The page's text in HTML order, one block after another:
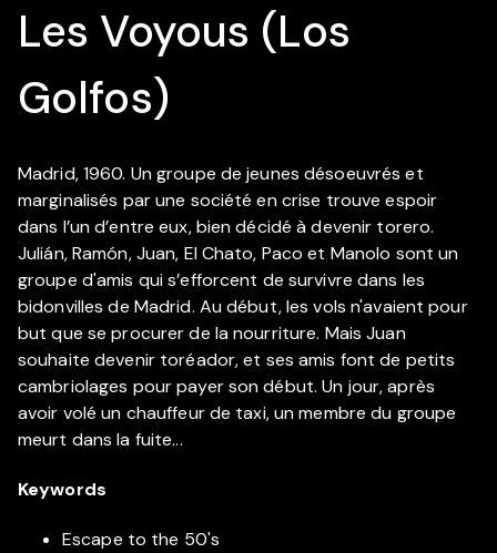
Les Voyous (Los
Golfos)
Madrid, 1960. Un groupe de jeunes désoeuvrés et
marginalisés par une société en crise trouve espoir
dans l’un d’entre eux, bien décidé à devenir torero.
Julián, Ramón, Juan, El Chato, Paco et Manolo sont un
groupe d'amis qui s’efforcent de survivre dans les
bidonvilles de Madrid. Au début, les vols n'avaient pour
but que se procurer de la nourriture. Mais Juan
souhaite devenir toréador, et ses amis font de petits
cambriolages pour payer son début. Un jour, après
avoir volé un chauffeur de taxi, un membre du groupe
meurt dans la fuite...
Keywords
Escape to the 50's